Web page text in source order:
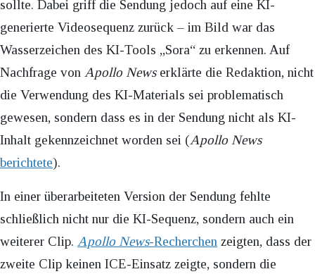
sollte. Dabei griff die Sendung jedoch auf eine KI-
generierte Videosequenz zurück – im Bild war das
Wasserzeichen des KI-Tools „Sora“ zu erkennen. Auf
Nachfrage von Apollo Newserklärte die Redaktion, nicht
die Verwendung des KI-Materials sei problematisch
gewesen, sondern dass es in der Sendung nicht als KI-
Inhalt gekennzeichnet worden sei (Apollo News
berichtete).
In einer überarbeiteten Version der Sendung fehlte
schließlich nicht nur die KI-Sequenz, sondern auch ein
weiterer Clip. Apollo News-Recherchen zeigten, dass der
zweite Clip keinen ICE-Einsatz zeigte, sondern die